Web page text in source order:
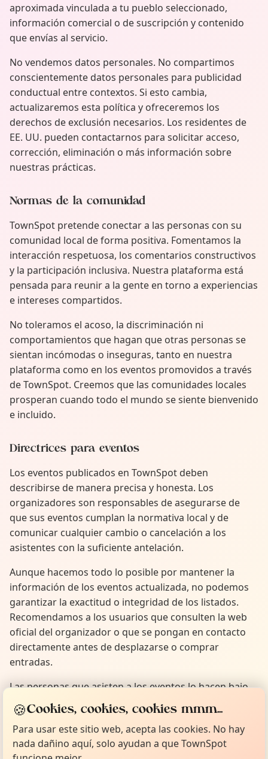
aproximada vinculada a tu pueblo seleccionado,
información comercial o de suscripción y contenido
que envías al servicio.
No vendemos datos personales. No compartimos
conscientemente datos personales para publicidad
conductual entre contextos. Si esto cambia,
actualizaremos esta política y ofreceremos los
derechos de exclusión necesarios. Los residentes de
EE. UU. pueden contactarnos para solicitar acceso,
corrección, eliminación o más información sobre
nuestras prácticas.
Normas de la comunidad
TownSpot pretende conectar a las personas con su
comunidad local de forma positiva. Fomentamos la
interacción respetuosa, los comentarios constructivos
y la participación inclusiva. Nuestra plataforma está
pensada para reunir a la gente en torno a experiencias
e intereses compartidos.
No toleramos el acoso, la discriminación ni
comportamientos que hagan que otras personas se
sientan incómodas o inseguras, tanto en nuestra
plataforma como en los eventos promovidos a través
de TownSpot. Creemos que las comunidades locales
prosperan cuando todo el mundo se siente bienvenido
e incluido.
Directrices para eventos
Los eventos publicados en TownSpot deben
describirse de manera precisa y honesta. Los
organizadores son responsables de asegurarse de
que sus eventos cumplan la normativa local y de
comunicar cualquier cambio o cancelación a los
asistentes con la suficiente antelación.
Aunque hacemos todo lo posible por mantener la
información de los eventos actualizada, no podemos
garantizar la exactitud o integridad de los listados.
Recomendamos a los usuarios que consulten la web
oficial del organizador o que se pongan en contacto
directamente antes de desplazarse o comprar
entradas.
Las personas que asisten a los eventos lo hacen bajo
su propia responsabilidad. Aunque tratamos de
mostrar eventos de calidad, TownSpot no se hace
responsable de la conducta de organizadores o
asistentes. Animamos a la comunidad a compartir su
🍪Cookies, cookies, cookies mmm...
Para usar este sitio web, acepta las cookies. No hay
nada dañino aquí, solo ayudan a que TownSpot